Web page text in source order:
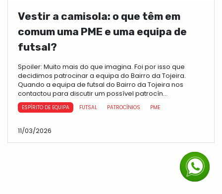
Vestir a camisola: o que têm em
comum uma PME e uma equipa de
futsal?
Spoiler: Muito mais do que imagina. Foi por isso que
decidimos patrocinar a equipa do Bairro da Tojeira.
Quando a equipa de futsal do Bairro da Tojeira nos
contactou para discutir um possível patrocín...
ESPÍRITO DE EQUIPA FUTSAL PATROCÍNIOS PME
11/03/2026